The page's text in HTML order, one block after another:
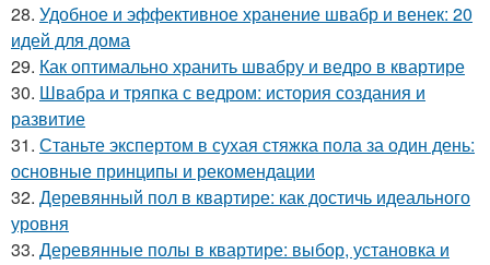
28. Удобное и эффективное хранение швабр и венек: 20
идей для дома
29. Как оптимально хранить швабру и ведро в квартире
30. Швабра и тряпка с ведром: история создания и
развитие
31. Станьте экспертом в сухая стяжка пола за один день:
основные принципы и рекомендации
32. Деревянный пол в квартире: как достичь идеального
уровня
33. Деревянные полы в квартире: выбор, установка и